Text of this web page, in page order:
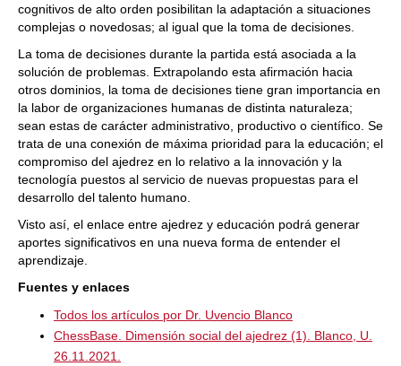
cognitivos de alto orden posibilitan la adaptación a situaciones
complejas o novedosas; al igual que la toma de decisiones.
La toma de decisiones durante la partida está asociada a la
solución de problemas. Extrapolando esta afirmación hacia
otros dominios, la toma de decisiones tiene gran importancia en
la labor de organizaciones humanas de distinta naturaleza;
sean estas de carácter administrativo, productivo o científico. Se
trata de una conexión de máxima prioridad para la educación; el
compromiso del ajedrez en lo relativo a la innovación y la
tecnología puestos al servicio de nuevas propuestas para el
desarrollo del talento humano.
Visto así, el enlace entre ajedrez y educación podrá generar
aportes significativos en una nueva forma de entender el
aprendizaje.
Fuentes y enlaces
Todos los artículos por Dr. Uvencio Blanco
ChessBase. Dimensión social del ajedrez (1). Blanco, U.
26.11.2021.